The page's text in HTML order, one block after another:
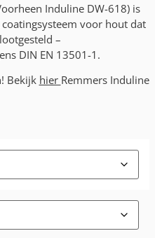
Induline DW-618) is
voor hout dat
–
DIN EN 13501-1.
Bekijk hier Remmers Induline